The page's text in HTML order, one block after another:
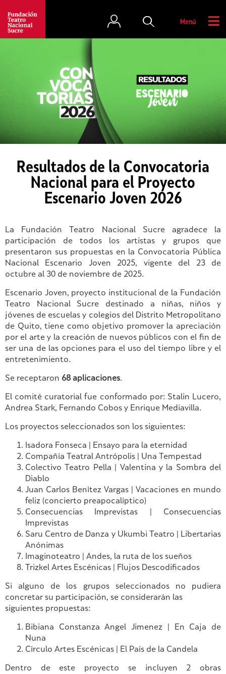
Menú
Resultados de la Convocatoria
Nacional para el Proyecto
Escenario Joven 2026
La Fundación Teatro Nacional Sucre agradece la
participación de todos los artistas y grupos que
presentaron sus propuestas en la Convocatoria Pública
Nacional Escenario Joven 2025, vigente del 23 de
octubre al 30 de noviembre de 2025.
Escenario Joven, proyecto institucional de la Fundación
Teatro Nacional Sucre destinado a niñas, niños y
jóvenes de escuelas y colegios del Distrito Metropolitano
de Quito, tiene como objetivo promover la apreciación
por el arte y la creación de nuevos públicos con el fin de
ser una de las opciones para el uso del tiempo libre y el
entretenimiento.
Se receptaron 68 aplicaciones.
El comité curatorial fue conformado por: Stalin Lucero,
Andrea Stark, Fernando Cobos y Enrique Mediavilla.
Los proyectos seleccionados son los siguientes:
Isadora Fonseca | Ensayo para la eternidad
Compañía Teatral Antrópolis | Una Tempestad
Colectivo Teatro Pella | Valentina y la Sombra del
Diablo
Juan Carlos Benítez Vargas | Vacaciones en mundo
feliz (concierto preapocalíptico)
Consecuencias Imprevistas | Consecuencias
Imprevistas
Saru Centro de Danza y Ukumbi Teatro | Libertarias
Anónimas
Imaginoteatro | Andes, la ruta de los sueños
Trizkel Artes Escénicas | Flujos Descodificados
Si alguno de los grupos seleccionados no pudiera
concretar su participación, se considerarán las
siguientes propuestas:
Bibiana Constanza Angel Jimenez | En Caja de
Nuna
Círculo Artes Escénicas | El País de la Candela
Dentro de este proyecto se incluyen 2 obras